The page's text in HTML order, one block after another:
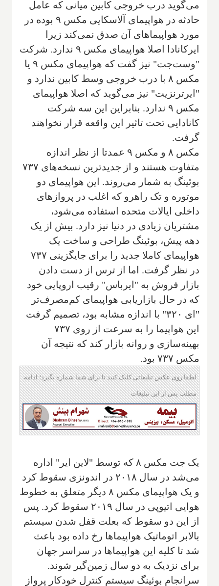
می‌گوید درب خروجی کابین میانی که عامل
حادثه در هواپیمای آلاسکایی مکس ۹ بوده در
مورد هواپیماهای آن صدق نمی‌کند زیرا
ایرکانادا اصلا هواپیمای مکس ۹ ندارد. شرکت
"وست‌جت" نیز گفت که هواپیمای مکس ۹ یا
مکس ۸ با درب خروجی وسط کابین ندارد و
"ایرترنزیت" نیز می‌گوید که اصلا هواپیمای
مکس ۹ ندارد. بنابراین این سه شرکت
کانادایی تحت تاثیر این واقعه قرار نخواهند
گرفت.
مکس ۸ و مکس ۹ عمدتا از نظر اندازه
متفاوت هستند و از جدیدترین نسخه‌های ۷۳۷
بوئینگ به شمار می‌روند. این هواپیمای دو
موتوره و تک راهرو که اغلب در پروازهای
داخلی ایالات متحده استفاده می‌شود،
مشتریان زیادی در دنیا نیز دارد. بیش از یک
دهه پیش، بوئینگ طراحی و ساخت یک
هواپیمای کاملا جدید را برای جایگزینی ۷۳۷
در نظر گرفت. اما از ترس از دست دادن
بازار فروش به "ایرباس" رقیب اروپایی خود
که در حال بازاریابی هواپیمای کم‌مصرف‌تر
"ای ۳۲۰" با اندازه مشابه بود، تصمیم گرفت
این هواپیما را به سرعت از روی ۷۳۷
بهینه‌سازی و روانه بازار کند که نتیجه آن
مکس ۷۳۷ بود.
لطفا روی عکس تبلیغاتی کلیک کنید تا برای شما شماره بگیرد؛ ادامه
مطلب پس از این تبلیغات
یک جت مکس ۸ که توسط "لاین ایر" اداره
می‌شد در سال ۲۰۱۸ در اندونزی سقوط کرد
و یک هواپیمای مکس ۸ دیگر متعلق به خطوط
هوایی اتیوپی در سال ۲۰۱۹ سقوط کرد. پس
از این دو سقوط که بعلت قفل شدن سیستم
بالابر اتوماتیک هواپیماها رخ داده بود باعث
شد تا کلیه این هواپیماها در سراسر جهان
برای نزدیک به دو سال زمین‌گیر شوند.
سرانجام بوئینگ سیستم کنترل خودکار پرواز